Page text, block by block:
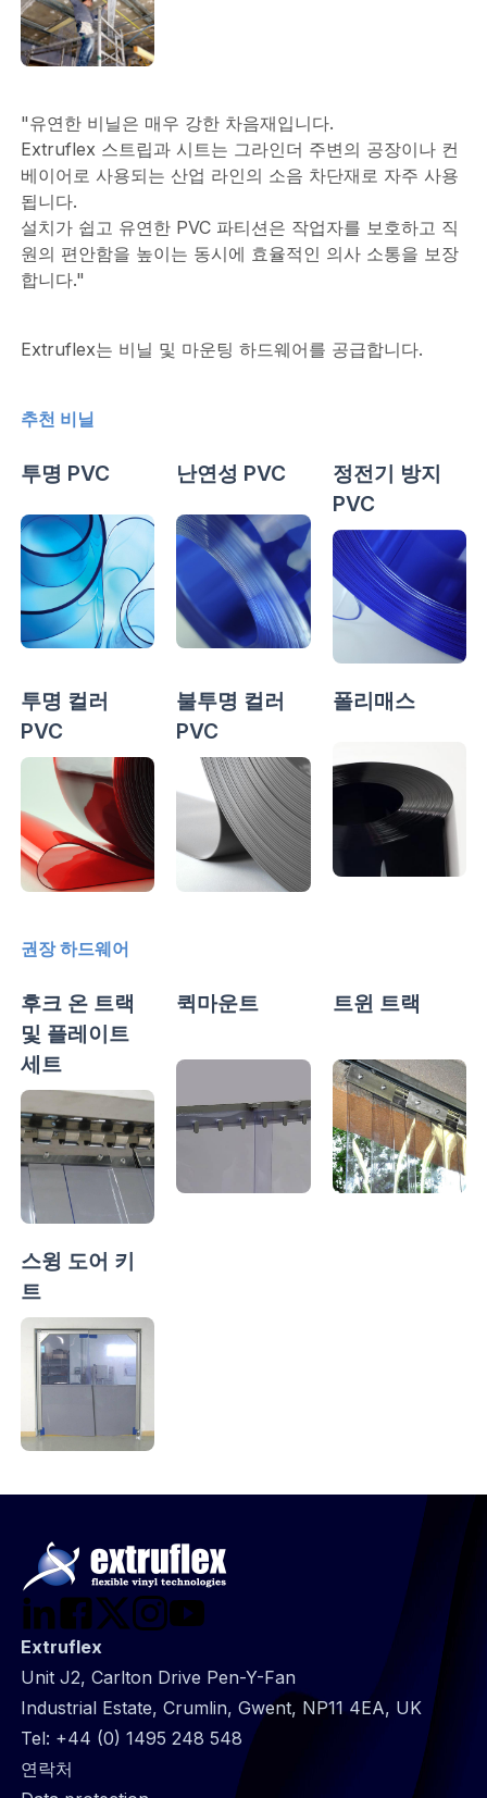
"유연한 비닐은 매우 강한 차음재입니다.
Extruflex 스트립과 시트는 그라인더 주변의 공장이나 컨
베이어로 사용되는 산업 라인의 소음 차단재로 자주 사용
됩니다.
설치가 쉽고 유연한 PVC 파티션은 작업자를 보호하고 직
원의 편안함을 높이는 동시에 효율적인 의사 소통을 보장
합니다."
Extruflex는 비닐 및 마운팅 하드웨어를 공급합니다.
추천 비닐
투명 PVC 난연성 PVC
정전기 방지
PVC
투명 컬러
PVC
불투명 컬러
PVC
폴리매스
권장 하드웨어
후크 온 트랙
및 플레이트
세트
퀵마운트 트윈 트랙
스윙 도어 키
트
Extruflex
Unit J2, Carlton Drive Pen-Y-Fan
Industrial Estate, Crumlin, Gwent, NP11 4EA, UK
Tel: +44 (0) 1495 248 548
@
연락처